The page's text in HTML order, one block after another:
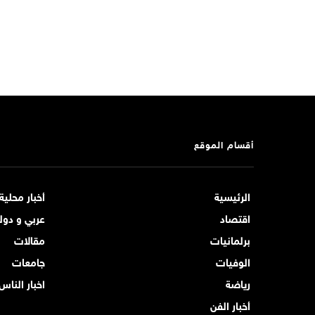
أقسام الموقع
الرئيسية
أخبار
اقتصاد
عربي و
برلمانيات
مقالات
الوفيات
جامعات
رياضة
اخبار
أخبار الفن